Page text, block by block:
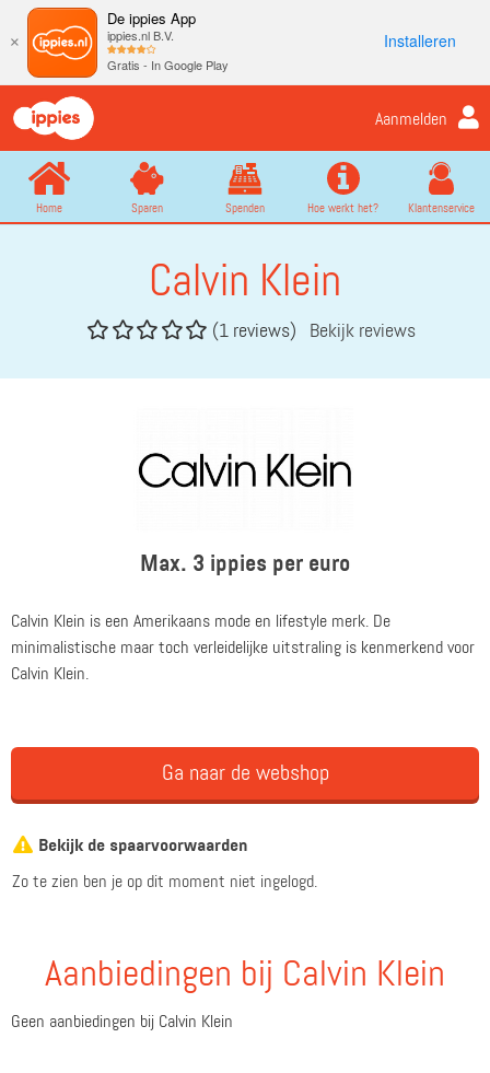
×
De ippies App
ippies.nl B.V.
Gratis - In Google Play
Installeren
Aanmelden
Home Sparen Spenden Hoe werkt het? Klantenservice
Calvin Klein
(1 reviews) Bekijk reviews
Max. 3 ippies per euro
Calvin Klein is een Amerikaans mode en lifestyle merk. De
minimalistische maar toch verleidelijke uitstraling is kenmerkend voor
Calvin Klein.
Ga naar de webshop
Bekijk de spaarvoorwaarden
Zo te zien ben je op dit moment niet ingelogd.
Aanbiedingen bij Calvin Klein
Geen aanbiedingen bij Calvin Klein